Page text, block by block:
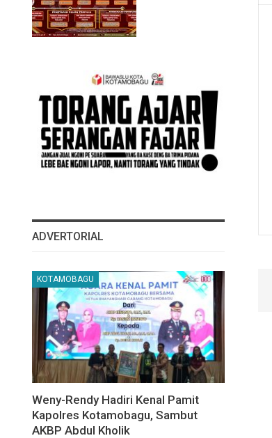
ADVERTORIAL
KOTAMOBAGU
Weny-Rendy Hadiri Kenal Pamit
Kapolres Kotamobagu, Sambut
AKBP Abdul Kholik